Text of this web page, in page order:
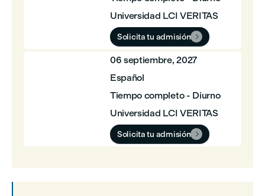
Universidad LCI VERITAS
Solicita tu admisión 
06 septiembre, 2027
Español
Tiempo completo - Diurno
Universidad LCI VERITAS
Solicita tu admisión 